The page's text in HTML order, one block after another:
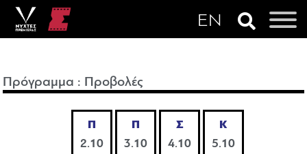
Πρόγραμμα : Προβολές
Π
2.10
Π
3.10
Σ
4.10
Κ
5.10